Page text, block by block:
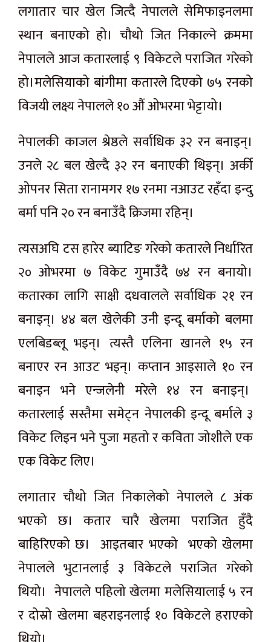
लगातार चार खेल जित्दै नेपालले सेमिफाइनलमा
स्थान बनाएको हो। चौथो जित निकाल्ने क्रममा
नेपालले आज कतारलाई ९ विकेटले पराजित गरेको
हो।मलेसियाको बांगीमा कतारले दिएको ७५ रनको
विजयी लक्ष्य नेपालले १० औं ओभरमा भेट्टायो।
नेपालकी काजल श्रेष्ठले सर्वाधिक ३२ रन बनाइन्।
उनले २८ बल खेल्दै ३२ रन बनाएकी थिइन्। अर्की
ओपनर सिता रानामगर १७ रनमा नआउट रहँदा इन्दु
बर्मा पनि २० रन बनाउँदै क्रिजमा रहिन्।
त्यसअघि टस हारेर ब्याटिङ गरेको कतारले निर्धारित
२० ओभरमा ७ विकेट गुमाउँदै ७४ रन बनायो।
कतारका लागि साक्षी दधवालले सर्वाधिक २१ रन
बनाइन्। ४४ बल खेलेकी उनी इन्दू बर्माको बलमा
एलबिडब्लू भइन्। त्यस्तै एलिना खानले १५ रन
बनाएर रन आउट भइन्। कप्तान आइसाले १० रन
बनाइन भने एन्जलेनी मरेले १४ रन बनाइन्।
कतारलाई सस्तैमा समेट्न नेपालकी इन्दू बर्माले ३
विकेट लिइन भने पुजा महतो र कविता जोशीले एक
एक विकेट लिए।
लगातार चौथो जित निकालेको नेपालले ८ अंक
भएको छ। कतार चारै खेलमा पराजित हुँदै
बाहिरिएको छ। आइतबार भएको भएको खेलमा
नेपालले भुटानलाई ३ विकेटले पराजित गरेको
थियो। नेपालले पहिलो खेलमा मलेसियालाई ५ रन
र दोस्रो खेलमा बहराइनलाई १० विकेटले हराएको